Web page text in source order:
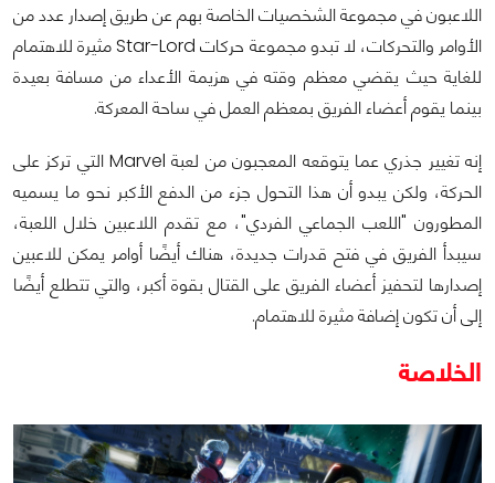
اللاعبون في مجموعة الشخصيات الخاصة بهم عن طريق إصدار عدد من
الأوامر والتحركات، لا تبدو مجموعة حركات Star-Lord مثيرة للاهتمام
للغاية حيث يقضي معظم وقته في هزيمة الأعداء من مسافة بعيدة
بينما يقوم أعضاء الفريق بمعظم العمل في ساحة المعركة.
إنه تغيير جذري عما يتوقعه المعجبون من لعبة Marvel التي تركز على
الحركة، ولكن يبدو أن هذا التحول جزء من الدفع الأكبر نحو ما يسميه
المطورون "اللعب الجماعي الفردي"، مع تقدم اللاعبين خلال اللعبة،
سيبدأ الفريق في فتح قدرات جديدة، هناك أيضًا أوامر يمكن للاعبين
إصدارها لتحفيز أعضاء الفريق على القتال بقوة أكبر، والتي تتطلع أيضًا
إلى أن تكون إضافة مثيرة للاهتمام.
الخلاصة